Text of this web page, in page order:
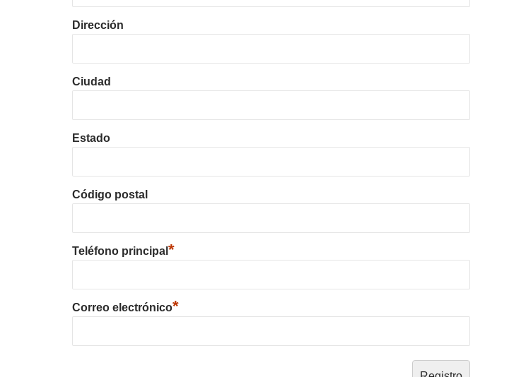
Dirección
Ciudad
Estado
Código postal
Teléfono principal *
Correo electrónico*